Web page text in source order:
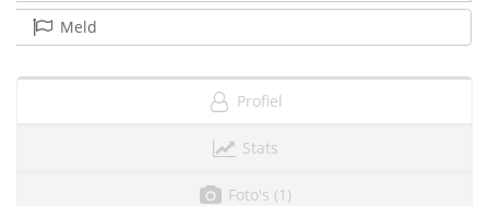
Meld
Profiel
Stats
Foto's (1)